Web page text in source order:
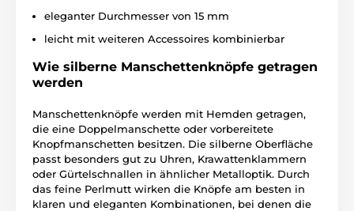
eleganter Durchmesser von 15 mm
leicht mit weiteren Accessoires kombinierbar
Wie silberne Manschettenknöpfe getragen
werden
Manschettenknöpfe werden mit Hemden getragen,
die eine Doppelmanschette oder vorbereitete
Knopfmanschetten besitzen. Die silberne Oberfläche
passt besonders gut zu Uhren, Krawattenklammern
oder Gürtelschnallen in ähnlicher Metalloptik. Durch
das feine Perlmutt wirken die Knöpfe am besten in
klaren und eleganten Kombinationen, bei denen die